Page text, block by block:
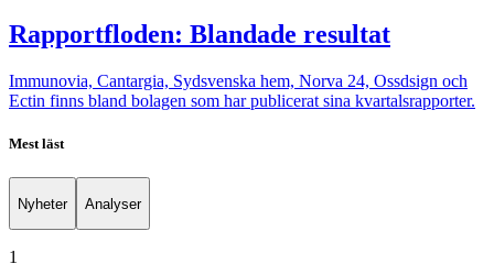
Rapportfloden: Blandade resultat
Immunovia, Cantargia, Sydsvenska hem, Norva 24, Ossdsign och
Ectin finns bland bolagen som har publicerat sina kvartalsrapporter.
Mest läst
Nyheter Analyser
1